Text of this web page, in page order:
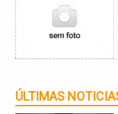
ÚLTIMAS